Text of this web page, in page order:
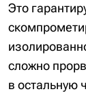
Это
сложно
в остальную